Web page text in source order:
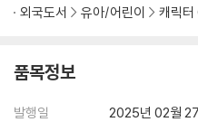
외국도서
유아/어린이 캐릭
품목정보
발행일
2025년 02월